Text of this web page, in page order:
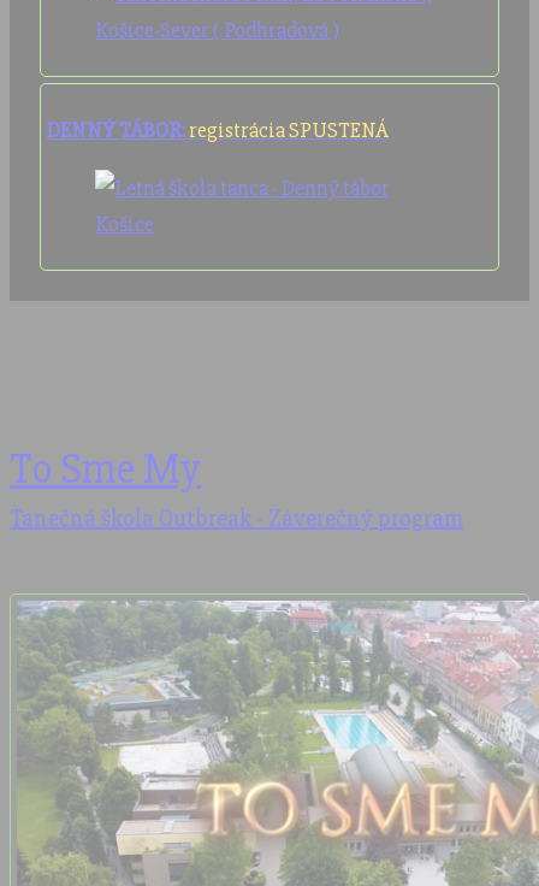
DENNÝ TÁBOR:registrácia SPUSTENÁ
To Sme My
Tanečná škola Outbreak - Záverečný program